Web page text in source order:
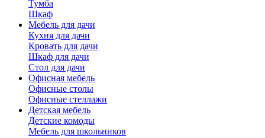
Тумба
Шкаф
Мебель для дачи
Кухня для дачи
Кровать для дачи
Шкаф для дачи
Стол для дачи
Офисная мебель
Офисные столы
Офисные стеллажи
Детская мебель
Детские комоды
Мебель для школьников